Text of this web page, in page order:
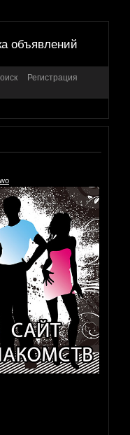
объявлений
Регистрация